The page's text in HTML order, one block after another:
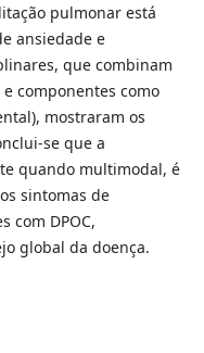
pulmonar está
ansiedade e
que combinam
componentes como
mostraram os
se que a
quando multimodal, é
sintomas de
com DPOC,
global da doença.